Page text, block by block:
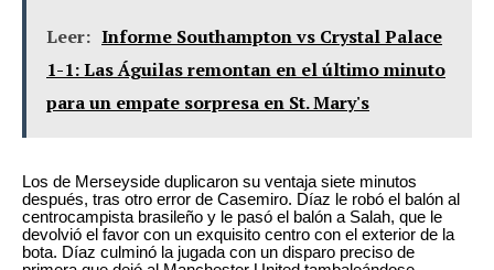
Leer: Informe Southampton vs Crystal Palace
1-1: Las Águilas remontan en el último minuto
para un empate sorpresa en St. Mary's
Los de Merseyside duplicaron su ventaja siete minutos
después, tras otro error de Casemiro. Díaz le robó el balón al
centrocampista brasileño y le pasó el balón a Salah, que le
devolvió el favor con un exquisito centro con el exterior de la
bota. Díaz culminó la jugada con un disparo preciso de